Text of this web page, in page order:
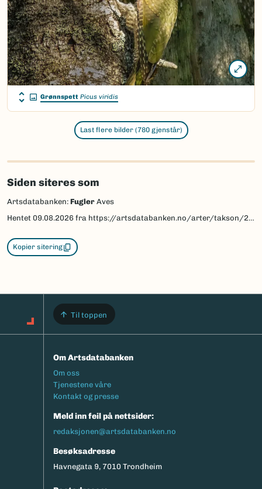
Grønnspett Picus viridis
Last flere bilder (780 gjenstår)
Siden siteres som
Artsdatabanken: Fugler Aves
Hentet 09.08.2026 fra https://artsdatabanken.no/arter/takson/252
Kopier sitering
Til toppen
Om Artsdatabanken
Footermeny
Om oss
Tjenestene våre
Kontakt og presse
Meld inn feil på nettsider:
redaksjonen@artsdatabanken.no
Besøksadresse
Havnegata 9, 7010 Trondheim